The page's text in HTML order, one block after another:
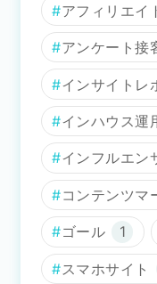
アフィリエイ
アンケート接
インサイトレ
インハウス運
インフルエン
コンテンツマ
ゴール 1
スマホサイト